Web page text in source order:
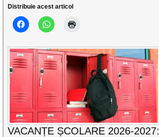
Distribuie acest articol
VACANȚE ȘCOLARE 2026-2027: